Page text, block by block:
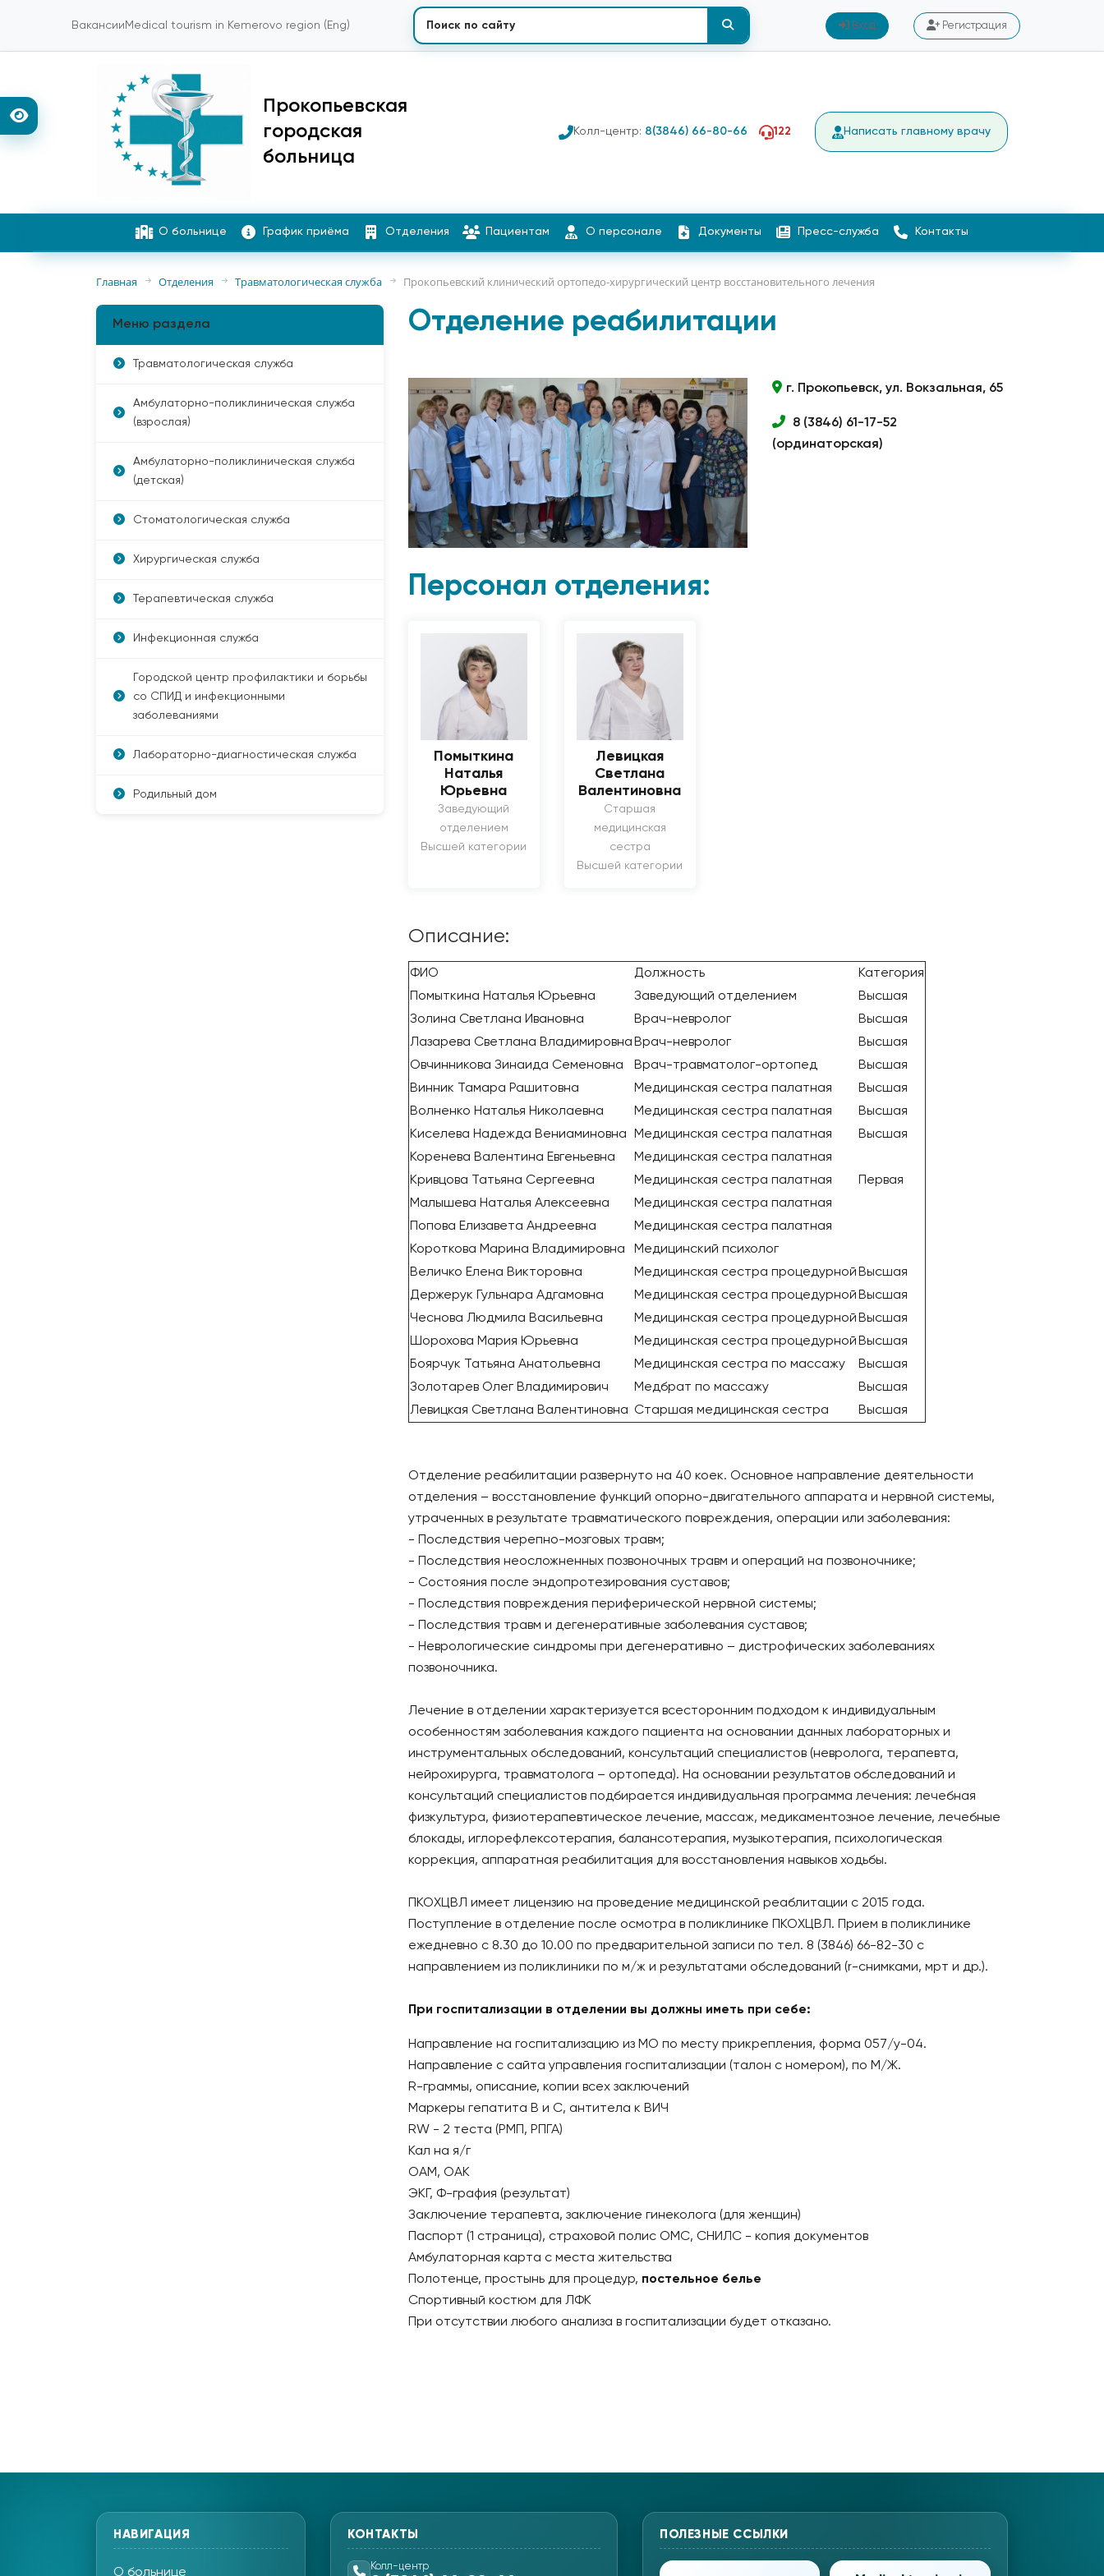
Вакансии Medical tourism in Kemerovo region (Eng) Вход Регистрация
Прокопьевская
городская
больница
Колл-центр: 8(3846) 66-80-66 122 Написать главному врачу
О больнице График приёма Отделения Пациентам О персонале Документы Пресс-служба Контакты
Главная Отделения Травматологическая служба Прокопьевский клинический ортопедо-хирургический центр восстановительного лечения
Меню раздела
Травматологическая служба
Амбулаторно-поликлиническая служба
(взрослая)
Амбулаторно-поликлиническая служба
(детская)
Стоматологическая служба
Хирургическая служба
Терапевтическая служба
Инфекционная служба
Городской центр профилактики и борьбы
со СПИД и инфекционными
заболеваниями
Лабораторно-диагностическая служба
Родильный дом
Отделение реабилитации
г. Прокопьевск, ул. Вокзальная, 65
8 (3846) 61-17-52
(ординаторская)
Персонал отделения:
Помыткина
Наталья
Юрьевна
Заведующий
отделением
Высшей категории
Левицкая
Светлана
Валентиновна
Старшая
медицинская
сестра
Высшей категории
Описание:
ФИО Должность
Категория
Помыткина Наталья Юрьевна
Заведующий отделением
Высшая
Золина Светлана Ивановна
Врач-невролог
Высшая
Лазарева Светлана Владимировна Врач-невролог
Высшая
Овчинникова Зинаида Семеновна
Врач-травматолог-ортопед
Высшая
Винник Тамара Рашитовна
Медицинская сестра палатная
Высшая
Волненко Наталья Николаевна
Медицинская сестра палатная
Высшая
Киселева Надежда Вениаминовна
Медицинская сестра палатная
Высшая
Коренева Валентина Евгеньевна
Медицинская сестра палатная
Кривцова Татьяна Сергеевна
Медицинская сестра палатная
Первая
Малышева Наталья Алексеевна
Медицинская сестра палатная
Попова Елизавета Андреевна
Медицинская сестра палатная
Короткова Марина Владимировна
Медицинский психолог
Величко Елена Викторовна
Медицинская сестра процедурной Высшая
Держерук Гульнара Адгамовна
Медицинская сестра процедурной Высшая
Чеснова Людмила Васильевна
Медицинская сестра процедурной Высшая
Шорохова Мария Юрьевна
Медицинская сестра процедурной Высшая
Боярчук Татьяна Анатольевна
Медицинская сестра по массажу
Высшая
Золотарев Олег Владимирович
Медбрат по массажу
Высшая
Левицкая Светлана Валентиновна Старшая медицинская сестра Высшая
Отделение реабилитации развернуто на 40 коек. Основное направление деятельности
отделения – восстановление функций опорно-двигательного аппарата и нервной системы,
утраченных в результате травматического повреждения, операции или заболевания:
- Последствия черепно-мозговых травм;
- Последствия неосложненных позвоночных травм и операций на позвоночнике;
- Состояния после эндопротезирования суставов;
- Последствия повреждения периферической нервной системы;
- Последствия травм и дегенеративные заболевания суставов;
- Неврологические синдромы при дегенеративно – дистрофических заболеваниях
позвоночника.
Лечение в отделении характеризуется всесторонним подходом к индивидуальным
особенностям заболевания каждого пациента на основании данных лабораторных и
инструментальных обследований, консультаций специалистов (невролога, терапевта,
нейрохирурга, травматолога – ортопеда). На основании результатов обследований и
консультаций специалистов подбирается индивидуальная программа лечения: лечебная
физкультура, физиотерапевтическое лечение, массаж, медикаментозное лечение, лечебные
блокады, иглорефлексотерапия, балансотерапия, музыкотерапия, психологическая
коррекция, аппаратная реабилитация для восстановления навыков ходьбы.
ПКОХЦВЛ имеет лицензию на проведение медицинской реаблитации с 2015 года.
Поступление в отделение после осмотра в поликлинике ПКОХЦВЛ. Прием в поликлинике
ежедневно с 8.30 до 10.00 по предварительной записи по тел. 8 (3846) 66-82-30 с
направлением из поликлиники по м/ж и результатами обследований (r-снимками, мрт и др.).
При госпитализации в отделении вы должны иметь при себе:
Направление на госпитализацию из МО по месту прикрепления, форма 057/у-04.
Направление с сайта управления госпитализации (талон с номером), по М/Ж.
R-граммы, описание, копии всех заключений
Маркеры гепатита В и С, антитела к ВИЧ
RW - 2 теста (РМП, РПГА)
Кал на я/г
ОАМ, ОАК
ЭКГ, Ф-графия (результат)
Заключение терапевта, заключение гинеколога (для женщин)
Паспорт (1 страница), страховой полис ОМС, СНИЛС - копия документов
Амбулаторная карта с места жительства
Полотенце, простынь для процедур, постельное белье
Спортивный костюм для ЛФК
При отсутствии любого анализа в госпитализации будет отказано.
НАВИГАЦИЯ
О больнице
КОНТАКТЫ
Колл-центр
ПОЛЕЗНЫЕ ССЫЛКИ